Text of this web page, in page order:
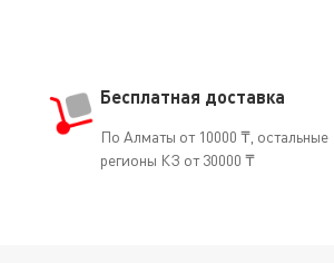
Бесплатная доставка
По Алматы от 10000 ₸, остальные
регионы КЗ от 30000 ₸